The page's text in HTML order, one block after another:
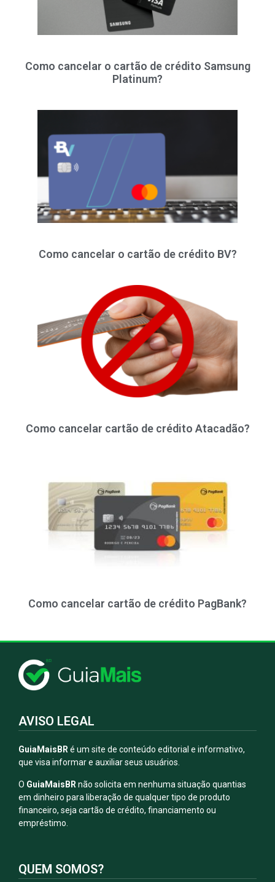
Como cancelar o cartão de crédito Samsung
Platinum?
Como cancelar o cartão de crédito BV?
Como cancelar cartão de crédito Atacadão?
Como cancelar cartão de crédito PagBank?
AVISO LEGAL
GuiaMaisBR é um site de conteúdo editorial e informativo,
que visa informar e auxiliar seus usuários.
O GuiaMaisBR não solicita em nenhuma situação quantias
em dinheiro para liberação de qualquer tipo de produto
financeiro, seja cartão de crédito, financiamento ou
empréstimo.
QUEM SOMOS?